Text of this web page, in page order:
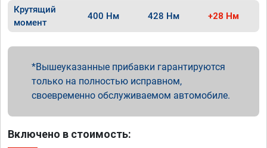
Крутящий
момент
400 Нм 428 Нм +28 Нм
Вышеуказанные прибавки гарантируются
только на полностью исправном,
своевременно обслуживаемом автомобиле.
Включено в стоимость: